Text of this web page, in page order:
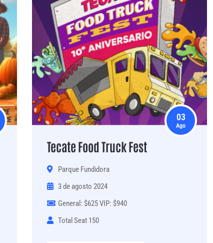
03
Ago
Tecate Food Truck Fest
Parque Fundidora
3 de agosto 2024
General: $625 VIP: $940
Total Seat 150